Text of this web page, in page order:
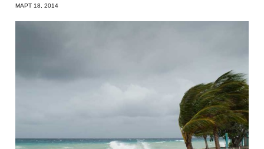
МАРТ 18, 2014